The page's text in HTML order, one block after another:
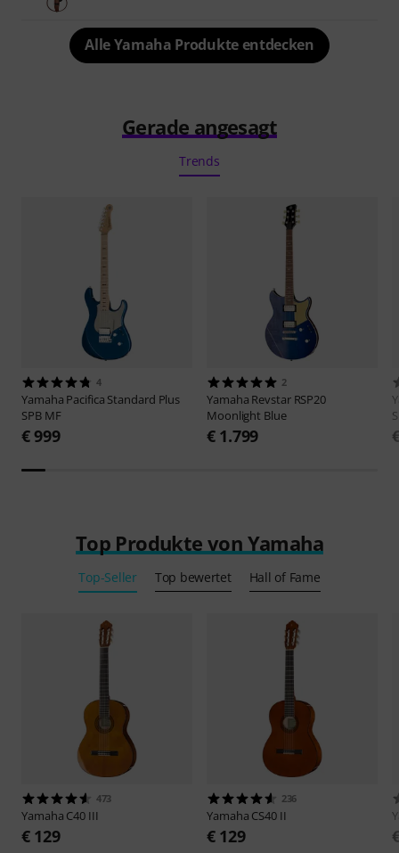
Alle Yamaha Produkte entdecken
Gerade angesagt
Trends
4
Yamaha Pacifica Standard Plus
SPB MF
€ 999
2
Yamaha Revstar RSP20
Moonlight Blue
€ 1.799
Top Produkte von Yamaha
Top-Seller Top bewertet Hall of Fame
473
Yamaha C40 III
€ 129
236
Yamaha CS40 II
€ 129